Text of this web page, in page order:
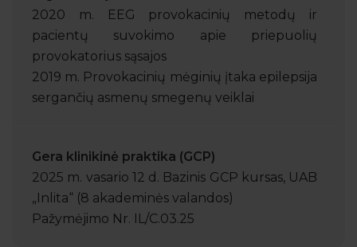
2020 m. EEG provokacinių metodų ir
pacientų suvokimo apie priepuolių
provokatorius sąsajos
2019 m. Provokacinių mėginių įtaka epilepsija
sergančių asmenų smegenų veiklai
Gera klinikinė praktika (GCP)
2025 m. vasario 12 d. Bazinis GCP kursas, UAB
„Inlita“ (8 akademinės valandos)
Pažymėjimo Nr. IL/C.03.25